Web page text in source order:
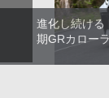
進化し続ける
期GRカロー